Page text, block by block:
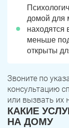
домой для
находятся
меньше
открыты
Звоните по
консультацию
или вызвать их
КАКИЕ
НА ДОМУ
Аша
Коркино
Троицк